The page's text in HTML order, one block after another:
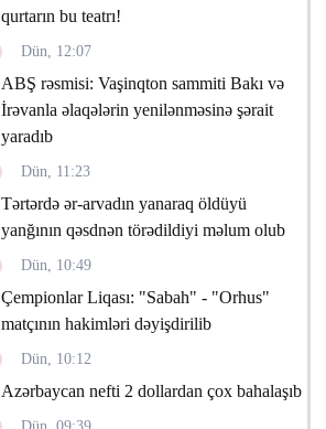
qurtarın bu teatrı!
Dün, 12:07
ABŞ rəsmisi: Vaşinqton sammiti Bakı və
İrəvanla əlaqələrin yenilənməsinə şərait
yaradıb
Dün, 11:23
Tərtərdə ər-arvadın yanaraq öldüyü
yanğının qəsdnən törədildiyi məlum olub
Dün, 10:49
Çempionlar Liqası: "Sabah" - "Orhus"
matçının hakimləri dəyişdirilib
Dün, 10:12
Azərbaycan nefti 2 dollardan çox bahalaşıb